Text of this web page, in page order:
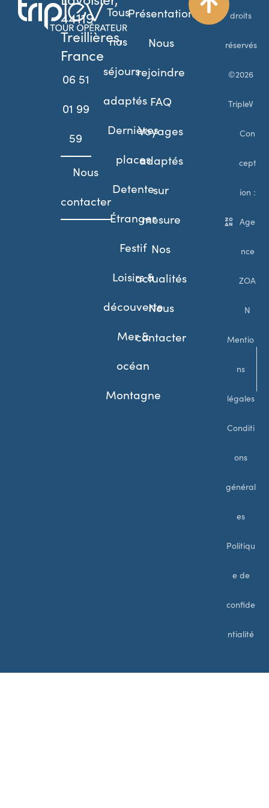
44119
Treillières,
France
06 51
01 99
59
Nous
contacter
Tous
nos
séjours
adaptés
Dernières
places
Detente
Étranger
Festif
Loisirs &
découverte
Mer &
océan
Montagne
Présentation
Nous
rejoindre
FAQ
Voyages
adaptés
sur
mesure
Nos
actualités
Nous
contacter
droits
réservés
©2026
TripleV
Con
cept
ion :
Age
nce
ZOA
N
Mentio
ns
légales
Conditi
ons
général
es
Politiqu
e de
confide
ntialité